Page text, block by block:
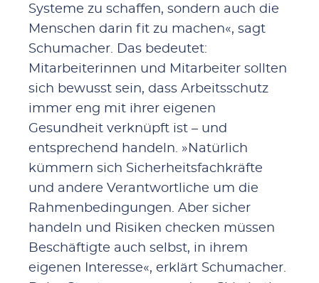
Systeme zu schaffen, sondern auch die
Menschen darin fit zu machen«, sagt
Schumacher. Das bedeutet:
Mitarbeiterinnen und Mitarbeiter sollten
sich bewusst sein, dass Arbeitsschutz
immer eng mit ihrer eigenen
Gesundheit verknüpft ist – und
entsprechend handeln. »Natürlich
kümmern sich Sicherheitsfachkräfte
und andere Verantwortliche um die
Rahmenbedingungen. Aber sicher
handeln und Risiken checken müssen
Beschäftigte auch selbst, in ihrem
eigenen Interesse«, erklärt Schumacher.